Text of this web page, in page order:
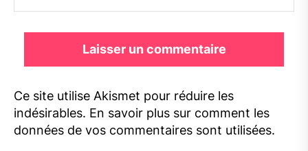
Ce site utilise Akismet pour réduire les
indésirables. En savoir plus sur comment les
données de vos commentaires sont utilisées.